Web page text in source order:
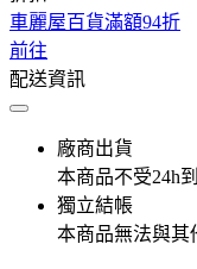
車麗屋百貨滿額94折
前往
配送資訊
廠商出貨
本商品不受24h
獨立結帳
本商品無法與其